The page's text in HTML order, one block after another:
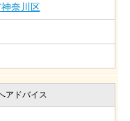
奈川区
アドバイス